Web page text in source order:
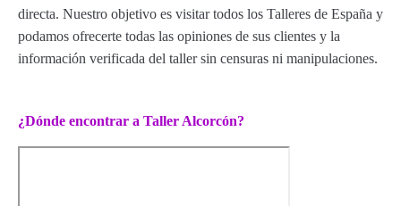
directa. Nuestro objetivo es visitar todos los Talleres de España y
podamos ofrecerte todas las opiniones de sus clientes y la
información verificada del taller sin censuras ni manipulaciones.
¿Dónde encontrar a Taller Alcorcón?